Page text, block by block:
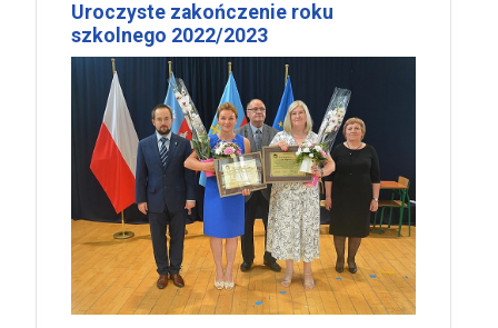
Uroczyste zakończenie roku
szkolnego 2022/2023